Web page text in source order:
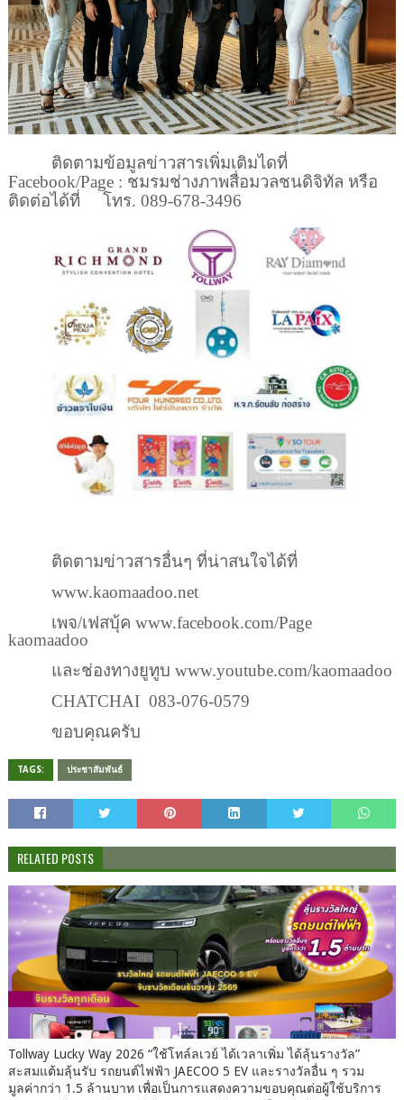
ติดตามข้อมูลข่าวสารเพิ่มเติมไดที่
Facebook/Page : ชมรมช่างภาพสื่อมวลชนดิจิทัล หรือ
ติดต่อได้ที่
โทร. 089-678-3496
ติดตามข่าวสาร​อื่น​ๆ​ ที่น่าสนใจ​ได้ที่​
www.kaomaadoo.net​
เพจ​/เฟส​บุ้ค​ www.facebook.com​/Page​
kaomaadoo
และ​ช่อง​ทาง​ยูทูบ www.youtube.com​/kaomaadoo​
CHATCHAI​ 083-076-0579
ขอบคุณ​ครับ
TAGS: ประชาสัมพันธ์
RELATED POSTS
Tollway Lucky Way 2026 “ใช้โทล์ลเวย์ ได้เวลาเพิ่ม ได้ลุ้นรางวัล”
สะสมแต้มลุ้นรับ รถยนต์ไฟฟ้า JAECOO 5 EV และรางวัลอื่น ๆ รวม
มูลค่ากว่า 1.5 ล้านบาท เพื่อเป็นการแสดงความขอบคุณต่อผู้ใช้บริการ